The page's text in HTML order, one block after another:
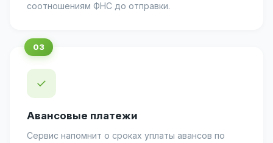
соотношениям ФНС до отправки.
✓
Авансовые платежи
Сервис напомнит о сроках уплаты авансов по